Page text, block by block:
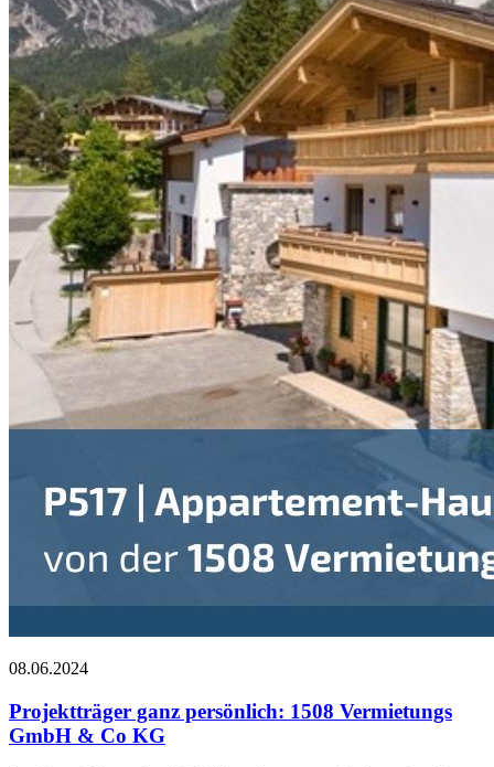
08.06.2024
Projektträger ganz persönlich: 1508 Vermietungs
GmbH & Co KG